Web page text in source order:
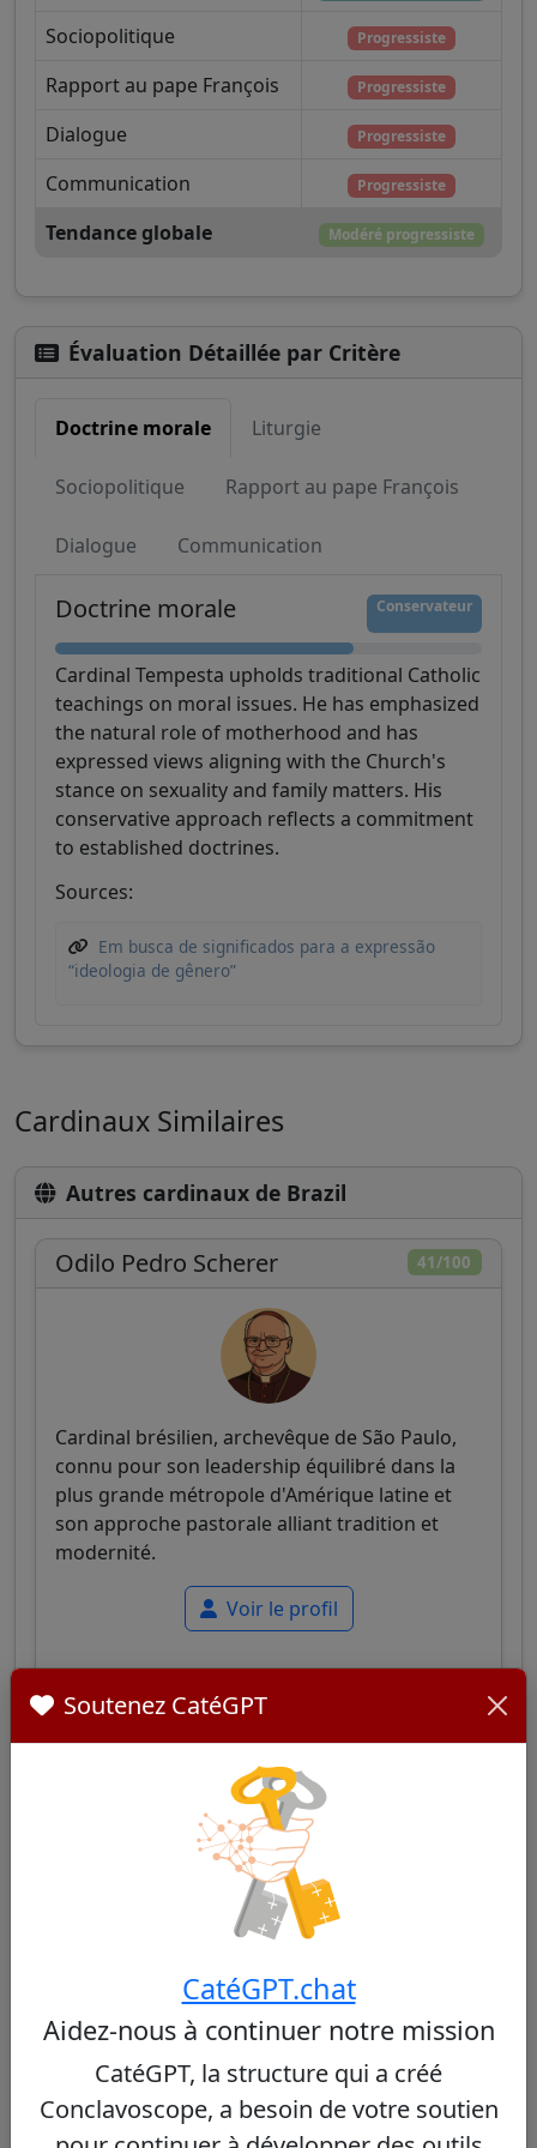
Sociopolitique
Progressiste
Rapport au pape François Progressiste
Dialogue Progressiste
Communication Progressiste
Tendance globale Modéré progressiste
Évaluation Détaillée par Critère
Doctrine morale Liturgie
Sociopolitique Rapport au pape François
Dialogue Communication
Doctrine morale Conservateur
Cardinal Tempesta upholds traditional Catholic
teachings on moral issues. He has emphasized
the natural role of motherhood and has
expressed views aligning with the Church's
stance on sexuality and family matters. His
conservative approach reflects a commitment
to established doctrines.
Sources:
Em busca de significados para a expressão
“ideologia de gênero”
Cardinaux Similaires
Autres cardinaux de Brazil
41/100
Odilo Pedro Scherer
Cardinal brésilien, archevêque de São Paulo,
connu pour son leadership équilibré dans la
plus grande métropole d'Amérique latine et
son approche pastorale alliant tradition et
modernité.
Voir le profil
Paulo Cezar Costa
Cardinal brésilien, archevêque de Brasília,
connu pour son profil intellectuel et son
catholique et sensibilité aux questions sociales
contemporaines.
Voir le profil
Soutenez CatéGPT
CatéGPT.chat
Aidez-nous à continuer notre mission
CatéGPT, la structure qui a créé
Conclavoscope, a besoin de votre soutien